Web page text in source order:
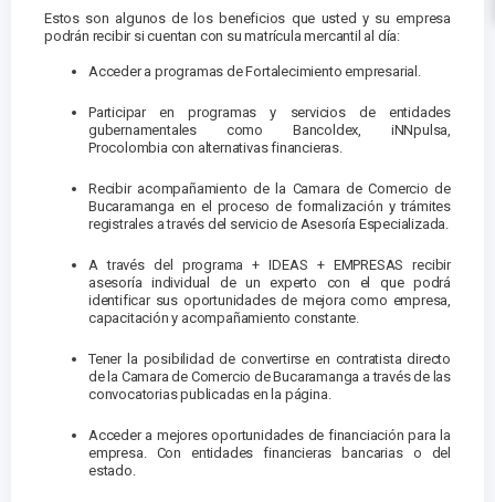
Estos son algunos de los beneficios que usted y su empresa
podrán recibir si cuentan con su matrícula mercantil al día:
Acceder a programas de Fortalecimiento empresarial.
Participar en programas y servicios de entidades
gubernamentales como Bancoldex, iNNpulsa,
Procolombia con alternativas financieras.
Recibir acompañamiento de la Camara de Comercio de
Bucaramanga en el proceso de formalización y trámites
registrales a través del servicio de Asesoría Especializada.
A través del programa + IDEAS + EMPRESAS recibir
asesoría individual de un experto con el que podrá
identificar sus oportunidades de mejora como empresa,
capacitación y acompañamiento constante.
Tener la posibilidad de convertirse en contratista directo
de la Camara de Comercio de Bucaramanga a través de las
convocatorias publicadas en la página.
Acceder a mejores oportunidades de financiación para la
empresa. Con entidades financieras bancarias o del
estado.